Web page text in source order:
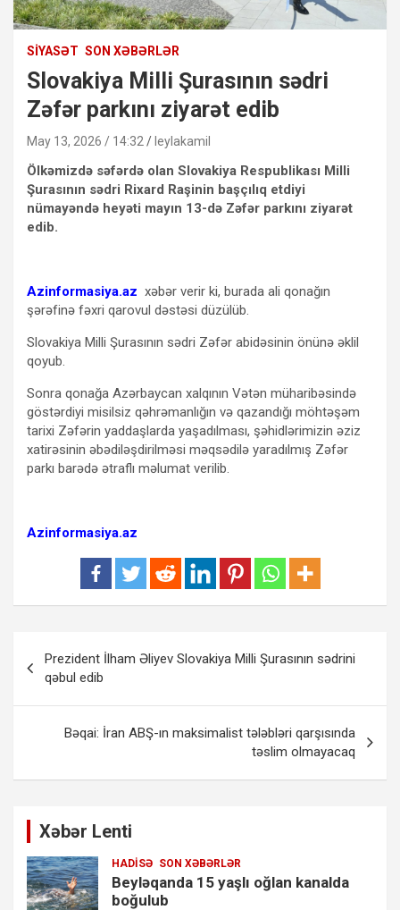
SIYASƏT SON XƏBƏRLƏR
Slovakiya Milli Şurasının sədri
Zəfər parkını ziyarət edib
May 13, 2026 / 14:32 leylakamil
Ölkəmizdə səfərdə olan Slovakiya Respublikası Milli
Şurasının sədri Rixard Raşinin başçılıq etdiyi
nümayəndə heyəti mayın 13-də Zəfər parkını ziyarət
edib.
Azinformasiya.az xəbər verir ki, burada ali qonağın
şərəfinə fəxri qarovul dəstəsi düzülüb.
Slovakiya Milli Şurasının sədri Zəfər abidəsinin önünə əklil
qoyub.
Sonra qonağa Azərbaycan xalqının Vətən müharibəsində
göstərdiyi misilsiz qəhrəmanlığın və qazandığı möhtəşəm
tarixi Zəfərin yaddaşlarda yaşadılması, şəhidlərimizin əziz
xatirəsinin əbədiləşdirilməsi məqsədilə yaradılmış Zəfər
parkı barədə ətraflı məlumat verilib.
Azinformasiya.az
naviqasiyası
Prezident İlham Əliyev Slovakiya Milli Şurasının sədrini
qəbul edib
Bəqai: İran ABŞ-ın maksimalist tələbləri qarşısında
təslim olmayacaq
Xəbər Lenti
HADISƏ SON XƏBƏRLƏR
Beyləqanda 15 yaşlı oğlan kanalda
boğulub